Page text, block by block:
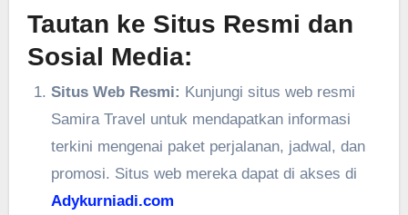
Tautan ke Situs Resmi dan
Sosial Media:
Situs Web Resmi: Kunjungi situs web resmi
Samira Travel untuk mendapatkan informasi
terkini mengenai paket perjalanan, jadwal, dan
promosi. Situs web mereka dapat di akses di
Adykurniadi.com